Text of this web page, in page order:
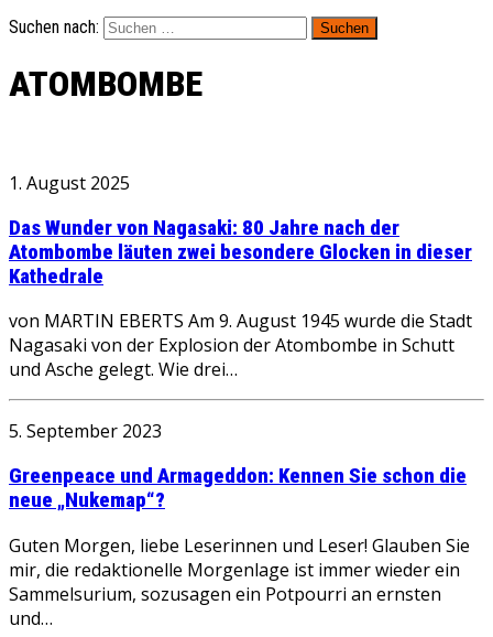
Suchen nach:
ATOMBOMBE
1. August 2025
Das Wunder von Nagasaki: 80 Jahre nach der
Atombombe läuten zwei besondere Glocken in dieser
Kathedrale
von MARTIN EBERTS Am 9. August 1945 wurde die Stadt
Nagasaki von der Explosion der Atombombe in Schutt
und Asche gelegt. Wie drei…
5. September 2023
Greenpeace und Armageddon: Kennen Sie schon die
neue „Nukemap“?
Guten Morgen, liebe Leserinnen und Leser! Glauben Sie
mir, die redaktionelle Morgenlage ist immer wieder ein
Sammelsurium, sozusagen ein Potpourri an ernsten
und…